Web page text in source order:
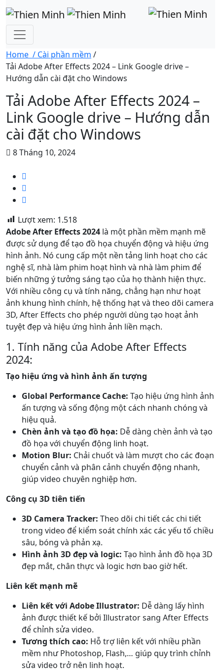
Home / Cài phần mềm /
Tải Adobe After Effects 2024 – Link Google drive –
Hướng dẫn cài đặt cho Windows
Tải Adobe After Effects 2024 –
Link Google drive – Hướng dẫn
cài đặt cho Windows
8 Tháng 10, 2024
Lượt xem: 1.518
Adobe After Effects 2024 là một phần mềm mạnh mẽ
được sử dụng để tạo đồ họa chuyển động và hiệu ứng
hình ảnh. Nó cung cấp một nền tảng linh hoạt cho các
nghệ sĩ, nhà làm phim hoạt hình và nhà làm phim để
biến những ý tưởng sáng tạo của họ thành hiện thực.
Với nhiều công cụ và tính năng, chẳng hạn như hoạt
ảnh khung hình chính, hệ thống hạt và theo dõi camera
3D, After Effects cho phép người dùng tạo hoạt ảnh
tuyệt đẹp và hiệu ứng hình ảnh liền mạch.
1. Tính năng của Adobe After Effects
2024:
Tạo hiệu ứng và hình ảnh ấn tượng
Global Performance Cache: Tạo hiệu ứng hình ảnh
ấn tượng và sống động một cách nhanh chóng và
hiệu quả.
Chèn ảnh và tạo đồ họa: Dễ dàng chèn ảnh và tạo
đồ họa với chuyển động linh hoạt.
Motion Blur: Chải chuốt và làm mượt cho các đoạn
chuyển cảnh và phân cảnh chuyển động nhanh,
giúp video chuyên nghiệp hơn.
Công cụ 3D tiên tiến
3D Camera Tracker: Theo dõi chi tiết các chi tiết
trong video để kiểm soát chính xác các yếu tố chiều
sâu, bóng và phản xạ.
Hình ảnh 3D đẹp và logic: Tạo hình ảnh đồ họa 3D
đẹp mắt, chân thực và logic hơn bao giờ hết.
Liên kết mạnh mẽ
Liên kết với Adobe Illustrator: Dễ dàng lấy hình
ảnh được thiết kế bởi Illustrator sang After Effects
để chỉnh sửa video.
Tương thích cao: Hỗ trợ liên kết với nhiều phần
mềm như Photoshop, Flash,… giúp quy trình chỉnh
sửa video trở nên linh hoạt.